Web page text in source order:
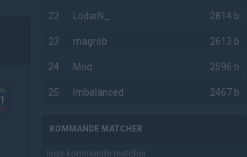
1
22 LodarN_ 2814 b
23 magrob 2613 b
24 Mod 2596 b
25 Imbalanced 2467 b
KOMMANDE MATCHER
Inga kommande matcher.